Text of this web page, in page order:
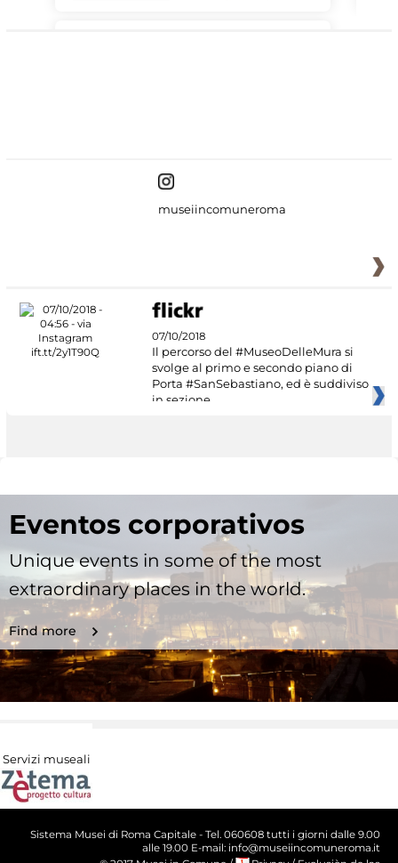
museiincomuneroma
07/10/2018
Il percorso del #MuseoDelleMura si
svolge al primo e secondo piano di
Porta #SanSebastiano, ed è suddiviso
in sezione
Eventos corporativos
Unique events in some of the most
extraordinary places in the world.
Find more
Servizi museali
Sistema Musei di Roma Capitale - Tel. 060608 tutti i giorni dalle 9.00
alle 19.00 E-mail: info@museiincomuneroma.it